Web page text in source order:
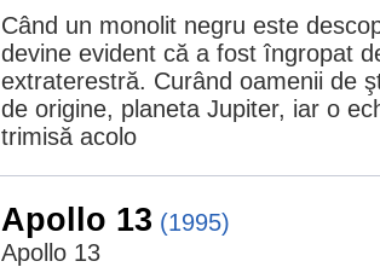
Când un monolit negru este
devine evident că a fost îngropat
extraterestră. Curând oamenii de
de origine, planeta Jupiter, iar o
trimisă acolo
Apollo 13 (1995)
Apollo 13